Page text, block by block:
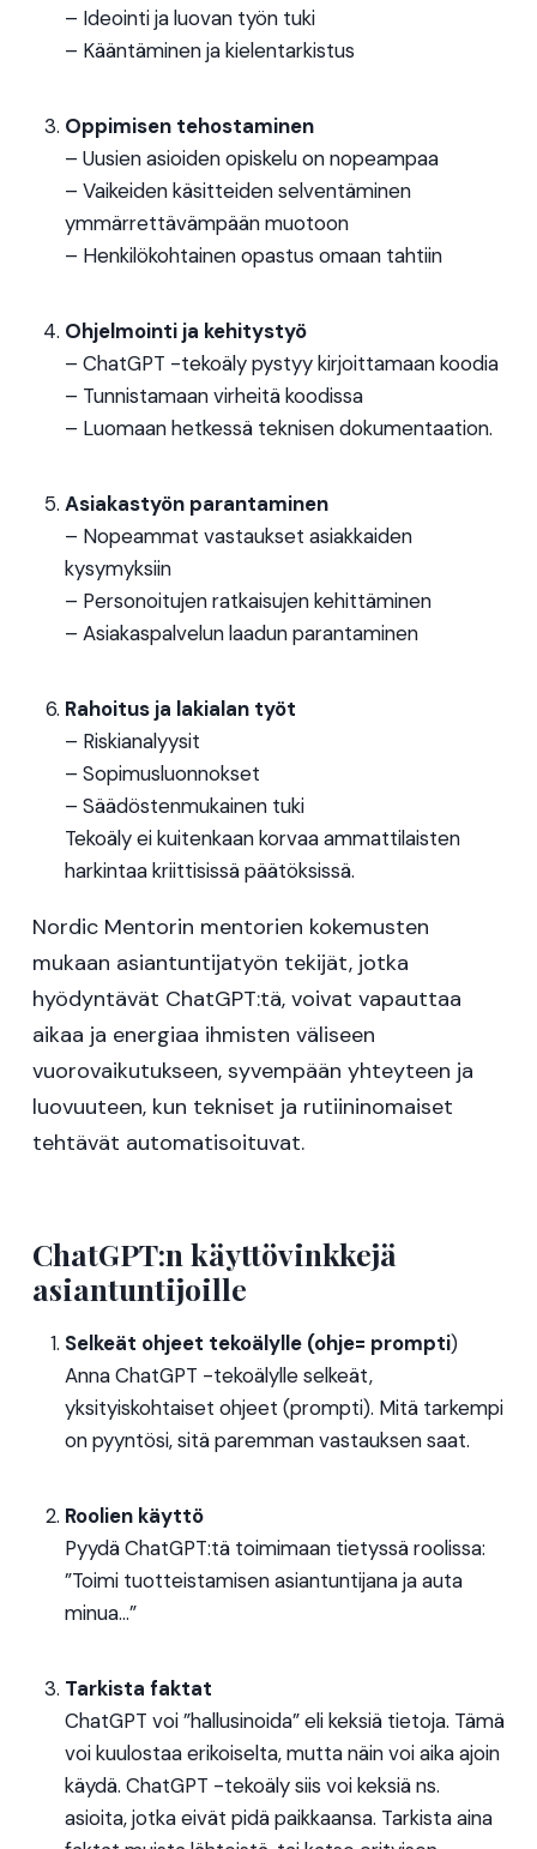
– Ideointi ja luovan työn tuki
– Kääntäminen ja kielentarkistus
Oppimisen tehostaminen
– Uusien asioiden opiskelu on nopeampaa
– Vaikeiden käsitteiden selventäminen
ymmärrettävämpään muotoon
– Henkilökohtainen opastus omaan tahtiin
Ohjelmointi ja kehitystyö
– ChatGPT -tekoäly pystyy kirjoittamaan koodia
– Tunnistamaan virheitä koodissa
– Luomaan hetkessä teknisen dokumentaation.
Asiakastyön parantaminen
– Nopeammat vastaukset asiakkaiden
kysymyksiin
– Personoitujen ratkaisujen kehittäminen
– Asiakaspalvelun laadun parantaminen
Rahoitus ja lakialan työt
– Riskianalyysit
– Sopimusluonnokset
– Säädöstenmukainen tuki
Tekoäly ei kuitenkaan korvaa ammattilaisten
harkintaa kriittisissä päätöksissä.
Nordic Mentorin mentorien kokemusten
mukaan asiantuntijatyön tekijät, jotka
hyödyntävät ChatGPT:tä, voivat vapauttaa
aikaa ja energiaa ihmisten väliseen
vuorovaikutukseen, syvempään yhteyteen ja
luovuuteen, kun tekniset ja rutiininomaiset
tehtävät automatisoituvat.
ChatGPT:n käyttövinkkejä
asiantuntijoille
Selkeät ohjeet tekoälylle (ohje= prompti)
Anna ChatGPT -tekoälylle selkeät,
yksityiskohtaiset ohjeet (prompti). Mitä tarkempi
on pyyntösi, sitä paremman vastauksen saat.
Roolien käyttö
Pyydä ChatGPT:tä toimimaan tietyssä roolissa:
”Toimi tuotteistamisen asiantuntijana ja auta
minua…”
Tarkista faktat
ChatGPT voi ”hallusinoida” eli keksiä tietoja. Tämä
voi kuulostaa erikoiselta, mutta näin voi aika ajoin
käydä. ChatGPT -tekoäly siis voi keksiä ns.
asioita, jotka eivät pidä paikkaansa. Tarkista aina